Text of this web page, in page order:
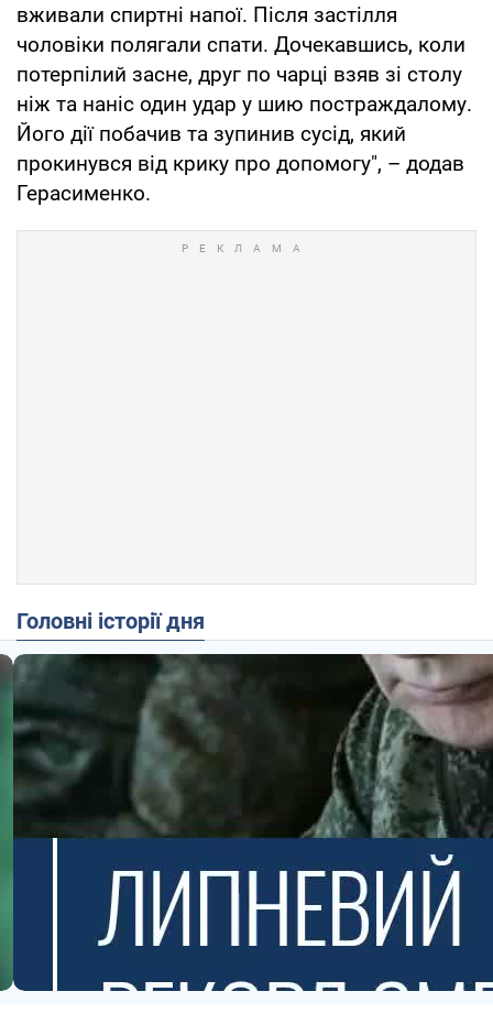
вживали спиртні напої. Після застілля
чоловіки полягали спати. Дочекавшись, коли
потерпілий засне, друг по чарці взяв зі столу
ніж та наніс один удар у шию постраждалому.
Його дії побачив та зупинив сусід, який
прокинувся від крику про допомогу", – додав
Герасименко.
Головні історії дня